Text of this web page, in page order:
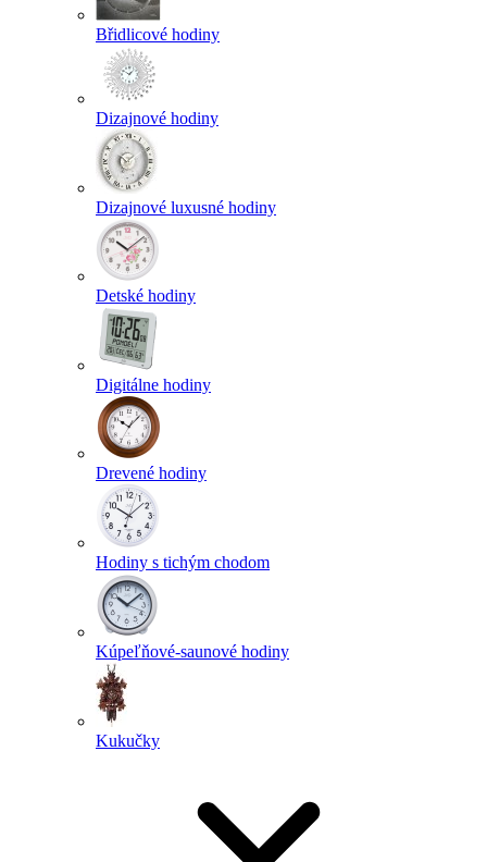
Břidlicové hodiny
Dizajnové hodiny
Dizajnové luxusné hodiny
Detské hodiny
Digitálne hodiny
Drevené hodiny
Hodiny s tichým chodom
Kúpeľňové-saunové hodiny
Kukučky